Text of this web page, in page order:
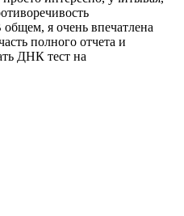
я очень впечатлена
полного отчета и
ДНК тест на